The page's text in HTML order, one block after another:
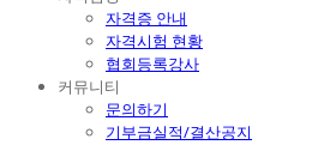
자격증 안내
자격시험 현황
협회등록강사
커뮤니티
문의하기
기부금실적/결산공지